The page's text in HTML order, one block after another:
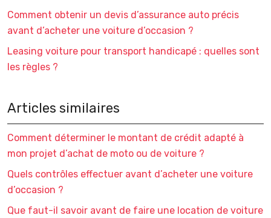
Comment obtenir un devis d’assurance auto précis
avant d’acheter une voiture d’occasion ?
Leasing voiture pour transport handicapé : quelles sont
les règles ?
Articles similaires
Comment déterminer le montant de crédit adapté à
mon projet d’achat de moto ou de voiture ?
Quels contrôles effectuer avant d’acheter une voiture
d’occasion ?
Que faut-il savoir avant de faire une location de voiture